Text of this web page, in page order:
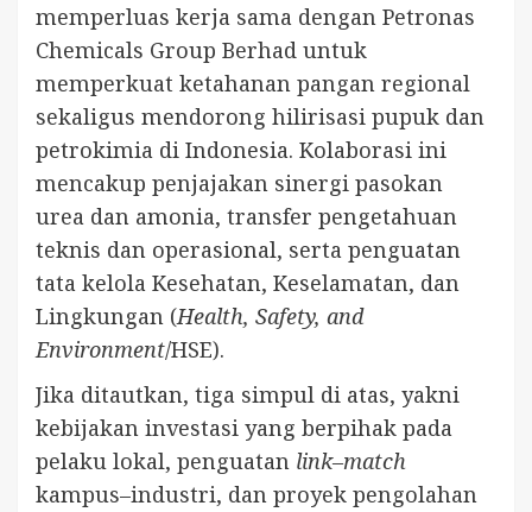
memperluas kerja sama dengan Petronas
Chemicals Group Berhad untuk
memperkuat ketahanan pangan regional
sekaligus mendorong hilirisasi pupuk dan
petrokimia di Indonesia. Kolaborasi ini
mencakup penjajakan sinergi pasokan
urea dan amonia, transfer pengetahuan
teknis dan operasional, serta penguatan
tata kelola Kesehatan, Keselamatan, dan
Lingkungan (Health, Safety, and
Environment/HSE).
Jika ditautkan, tiga simpul di atas, yakni
kebijakan investasi yang berpihak pada
pelaku lokal, penguatan link–match
kampus–industri, dan proyek pengolahan